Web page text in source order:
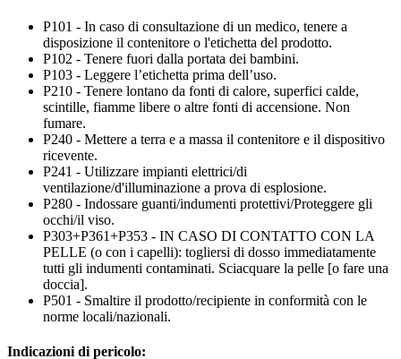
P101 - In caso di consultazione di un medico, tenere a
disposizione il contenitore o l'etichetta del prodotto.
P102 - Tenere fuori dalla portata dei bambini.
P103 - Leggere l’etichetta prima dell’uso.
P210 - Tenere lontano da fonti di calore, superfici calde,
scintille, fiamme libere o altre fonti di accensione. Non
fumare.
P240 - Mettere a terra e a massa il contenitore e il dispositivo
ricevente.
P241 - Utilizzare impianti elettrici/di
ventilazione/d'illuminazione a prova di esplosione.
P280 - Indossare guanti/indumenti protettivi/Proteggere gli
occhi/il viso.
P303+P361+P353 - IN CASO DI CONTATTO CON LA
PELLE (o con i capelli): togliersi di dosso immediatamente
tutti gli indumenti contaminati. Sciacquare la pelle [o fare una
doccia].
P501 - Smaltire il prodotto/recipiente in conformità con le
norme locali/nazionali.
Indicazioni di pericolo: